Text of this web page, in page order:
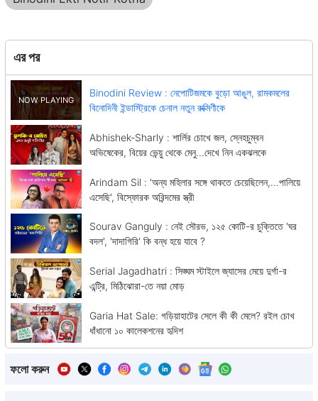
এর পর
Binodini Review : নেপোটিজমকে বুড়ো আঙুল, রামকমলের
বিনোদিনী ইন্ডাস্ট্রিকে চেনাল নতুন রুক্মিণীকে
Abhishek-Sharly : শার্লির চোখে জল, স্নেহচুম্বন
অভিষেকের, বিয়ের ভেন্য়ু থেকে মেনু...দেখে নিন একঝলকে
Arindam Sil : 'অন্য মহিলার সঙ্গে থাকতে চেয়েছিলেন,...পালিয়ে
এসেছি', বিস্ফোরক অরিন্দমের স্ত্রী
Sourav Ganguly : নেই সৌরভ, ১২৫ কোটি-র চুক্তিতে 'ঘর
বদল', 'দাদাগিরি' কি বন্ধ হয়ে যাবে ?
Serial Jagadhatri : সিঙ্ঘম স্টাইলে জ্যাসের মেয়ে দুর্গা-র
এন্ট্রি, মিঠিঝোরা-তে নয়া মোড়
Garia Hat Sale: গড়িয়াহাটের সেলে কী কী মেলে? রইল চোখ
ধাঁধানো ১০ কালেকশনের হৃদিশ
ফলো করুন